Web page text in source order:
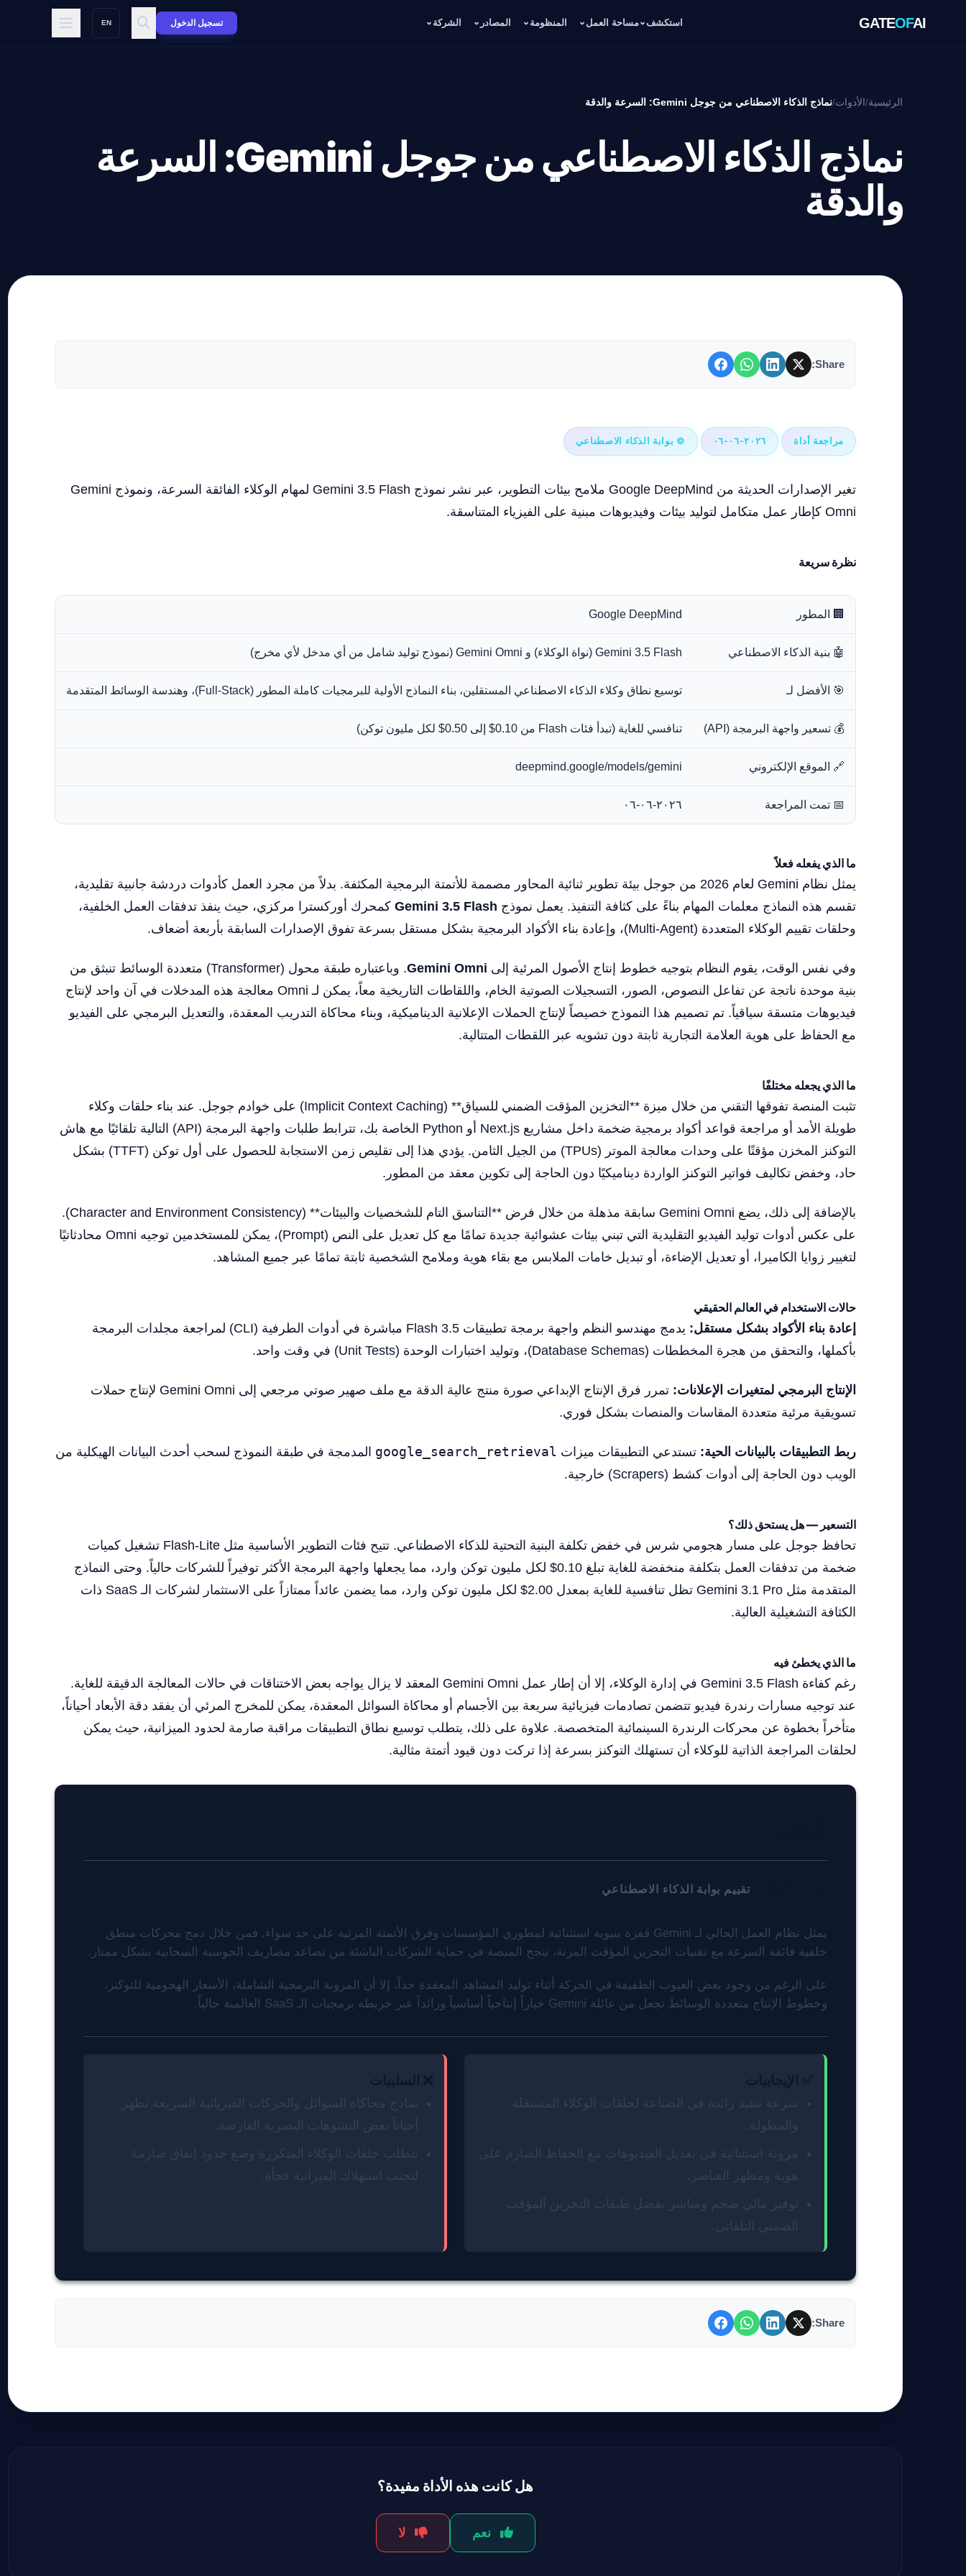
GATEOFAI استكشف مساحة العمل المنظومة المصادر الشركة تسجيل الدخول EN
الرئيسية/ الأدوات/نماذج الذكاء الاصطناعي من جوجل Gemini: السرعة والدقة
نماذج الذكاء الاصطناعي من جوجل Gemini: السرعة
والدقة
Share:
مراجعة أداة ٢٠٢٦-٠٦-٠٦ © بوابة الذكاء الاصطناعي
تغير الإصدارات الحديثة من Google DeepMind ملامح بيئات التطوير، عبر نشر نموذج Gemini 3.5 Flash لمهام الوكلاء الفائقة السرعة، ونموذج Gemini
Omni كإطار عمل متكامل لتوليد بيئات وفيديوهات مبنية على الفيزياء المتناسقة.
نظرة سريعة
🏢 المطور Google DeepMind
🤖 بنية الذكاء الاصطناعي Gemini 3.5 Flash (نواة الوكلاء) و Gemini Omni (نموذج توليد شامل من أي مدخل لأي مخرج)
🎯 الأفضل لـ توسيع نطاق وكلاء الذكاء الاصطناعي المستقلين، بناء النماذج الأولية للبرمجيات كاملة المطور (Full-Stack)، وهندسة الوسائط المتقدمة
💰 تسعير واجهة البرمجة (API) تنافسي للغاية (تبدأ فئات Flash من 0.10$ إلى 0.50$ لكل مليون توكن)
🔗 الموقع الإلكتروني deepmind.google/models/gemini
📅 تمت المراجعة ٢٠٢٦-٠٦-٠٦
ما الذي يفعله فعلاً
يمثل نظام Gemini لعام 2026 من جوجل بيئة تطوير ثنائية المحاور مصممة للأتمتة البرمجية المكثفة. بدلاً من مجرد العمل كأدوات دردشة جانبية تقليدية،
تقسم هذه النماذج معلمات المهام بناءً على كثافة التنفيذ. يعمل نموذج Gemini 3.5 Flash كمحرك أوركسترا مركزي، حيث ينفذ تدفقات العمل الخلفية،
وحلقات تقييم الوكلاء المتعددة (Multi-Agent)، وإعادة بناء الأكواد البرمجية بشكل مستقل بسرعة تفوق الإصدارات السابقة بأربعة أضعاف.
وفي نفس الوقت، يقوم النظام بتوجيه خطوط إنتاج الأصول المرئية إلى Gemini Omni
. وباعتباره طبقة محول (Transformer) متعددة الوسائط تنبثق من
بنية موحدة ناتجة عن تفاعل النصوص، الصور، التسجيلات الصوتية الخام، واللقاطات التاريخية معاً، يمكن لـ Omni معالجة هذه المدخلات في آن واحد لإنتاج
فيديوهات متسقة سياقياً. تم تصميم هذا النموذج خصيصاً لإنتاج الحملات الإعلانية الديناميكية، وبناء محاكاة التدريب المعقدة، والتعديل البرمجي على الفيديو
مع الحفاظ على هوية العلامة التجارية ثابتة دون تشويه عبر اللقطات المتتالية.
ما الذي يجعله مختلفًا
تثبت المنصة تفوقها التقني من خلال ميزة **التخزين المؤقت الضمني للسياق** (Implicit Context Caching) على خوادم جوجل. عند بناء حلقات وكلاء
طويلة الأمد أو مراجعة قواعد أكواد برمجية ضخمة داخل مشاريع Next.js أو Python الخاصة بك، تترابط طلبات واجهة البرمجة (API) التالية تلقائيًا مع هاش
التوكنز المخزن مؤقتًا على وحدات معالجة الموتر (TPUs) من الجيل الثامن. يؤدي هذا إلى تقليص زمن الاستجابة للحصول على أول توكن (TTFT) بشكل
حاد، وخفض تكاليف فواتير التوكنز الواردة ديناميكيًا دون الحاجة إلى تكوين معقد من المطور.
بالإضافة إلى ذلك، يضع Gemini Omni سابقة مذهلة من خلال فرض **التناسق التام للشخصيات والبيئات** (Character and Environment Consistency).
على عكس أدوات توليد الفيديو التقليدية التي تبني بيئات عشوائية جديدة تمامًا مع كل تعديل على النص (Prompt)، يمكن للمستخدمين توجيه Omni محادثاتيًا
لتغيير زوايا الكاميرا، أو تعديل الإضاءة، أو تبديل خامات الملابس مع بقاء هوية وملامح الشخصية ثابتة تمامًا عبر جميع المشاهد.
حالات الاستخدام في العالم الحقيقي
إعادة بناء الأكواد بشكل مستقل:
يدمج مهندسو النظم واجهة برمجة تطبيقات 3.5 Flash مباشرة في أدوات الطرفية (CLI) لمراجعة مجلدات البرمجة
بأكملها، والتحقق من هجرة المخططات (Database Schemas)، وتوليد اختبارات الوحدة (Unit Tests) في وقت واحد.
الإنتاج البرمجي لمتغيرات الإعلانات:
تمرر فرق الإنتاج الإبداعي صورة منتج عالية الدقة مع ملف صهير صوتي مرجعي إلى Gemini Omni لإنتاج حملات
تسويقية مرئية متعددة المقاسات والمنصات بشكل فوري.
ربط التطبيقات بالبيانات الحية: تستدعي التطبيقات ميزات google_search_retrieval المدمجة في طبقة النموذج لسحب أحدث البيانات الهيكلية من
الويب دون الحاجة إلى أدوات كشط (Scrapers) خارجية.
التسعير — هل يستحق ذلك؟
تحافظ جوجل على مسار هجومي شرس في خفض تكلفة البنية التحتية للذكاء الاصطناعي. تتيح فئات التطوير الأساسية مثل Flash-Lite تشغيل كميات
ضخمة من تدفقات العمل بتكلفة منخفضة للغاية تبلغ 0.10$ لكل مليون توكن وارد، مما يجعلها واجهة البرمجة الأكثر توفيراً للشركات حالياً. وحتى النماذج
المتقدمة مثل Gemini 3.1 Pro تظل تنافسية للغاية بمعدل 2.00$ لكل مليون توكن وارد، مما يضمن عائداً ممتازاً على الاستثمار لشركات الـ SaaS ذات
الكثافة التشغيلية العالية.
ما الذي يخطئ فيه
رغم كفاءة Gemini 3.5 Flash في إدارة الوكلاء، إلا أن إطار عمل Gemini Omni المعقد لا يزال يواجه بعض الاختناقات في حالات المعالجة الدقيقة للغاية.
عند توجيه مسارات رندرة فيديو تتضمن تصادمات فيزيائية سريعة بين الأجسام أو محاكاة السوائل المعقدة، يمكن للمخرج المرئي أن يفقد دقة الأبعاد أحياناً،
متأخراً بخطوة عن محركات الرندرة السينمائية المتخصصة. علاوة على ذلك، يتطلب توسيع نطاق التطبيقات مراقبة صارمة لحدود الميزانية، حيث يمكن
لحلقات المراجعة الذاتية للوكلاء أن تستهلك التوكنز بسرعة إذا تركت دون قيود أتمتة مثالية.
تقييم بوابة الذكاء الاصطناعي
يمثل نظام العمل الحالي لـ Gemini قفزة بنيوية استثنائية لمطوري المؤسسات وفرق الأتمتة المرئية على حد سواء. فمن خلال دمج محركات منطق
خلفية فائقة السرعة مع تقنيات التخزين المؤقت المرنة، تنجح المنصة في حماية الشركات الناشئة من تصاعد مصاريف الحوسبة السحابية بشكل ممتاز.
على الرغم من وجود بعض العيوب الطفيفة في الحركة أثناء توليد المشاهد المعقدة جداً، إلا أن المرونة البرمجية الشاملة، الأسعار الهجومية للتوكنز،
وخطوط الإنتاج متعددة الوسائط تجعل من عائلة Gemini خياراً إنتاجياً أساسياً ورائداً عبر خريطة برمجيات الـ SaaS العالمية حالياً.
سرعة تنفيذ رائدة في الصناعة لحلقات الوكلاء المستقلة
والمطولة.
مرونة استثنائية في تعديل الفيديوهات مع الحفاظ الصارم على
هوية ومظهر العناصر.
توفير مالي ضخم ومباشر بفضل طبقات التخزين المؤقت
الضمني التلقائي.
نماذج محاكاة السوائل والحركات الفيزيائية السريعة تظهر
أحياناً بعض التشوهات البصرية العارضة.
تتطلب حلقات الوكلاء المتكررة وضع حدود إنفاق صارمة
لتجنب استهلاك الميزانية فجأة.
Share:
هل كانت هذه الأداة مفيدة؟
نعم لا